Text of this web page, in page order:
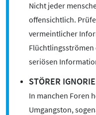
Nicht jeder
offensichtlich.
vermeintlicher
Flüchtlingsströmen
seriösen
STÖRER
In manchen Foren
Umgangston,